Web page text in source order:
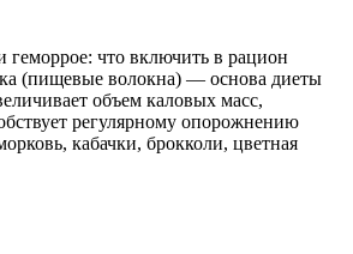
геморрое: что включить в рацион
(пищевые волокна) — основа диеты
объем каловых масс,
регулярному опорожнению
кабачки, брокколи, цветная